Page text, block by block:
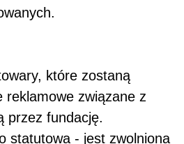
które zostaną
reklamowe związane z
przez fundację.
statutowa - jest zwolniona